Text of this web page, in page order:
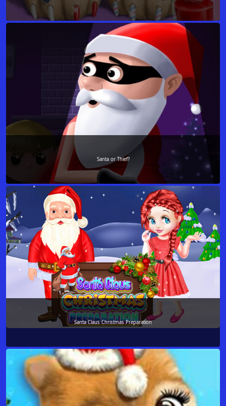
Santa or Thief?
Santa Claus Christmas Preparation